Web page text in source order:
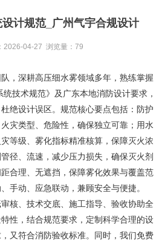
计规范_广州气宇合规设计
2026-04-27 浏览量：79
，深耕高压细水雾领域多年，熟练掌握
技术规范》及广东本地消防设计要求，
绝设计误区。规范核心要点包括：防护
灾类型、危险性，确保独立可靠；用水
等级、雾化指标精准核算，保障灭火浓
径、流速，减少压力损失，确保灭火剂
合理、无遮挡，保障雾化效果与覆盖范
手动、应急联动，兼顾安全与便捷。
核、技术交底、施工指导、验收协助全
性，结合规范要求，定制科学合理的设
又符合消防验收标准。同时，我们免费